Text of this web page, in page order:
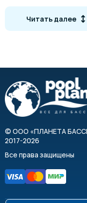
кг. Они эстетично
цветовых
помощью пульта
Современный и
Высокая
Высокая
Простое
Характеристики
Строительство:
Читать далее
© ООО «ПЛАНЕТА
2017-2026
Все права защищены